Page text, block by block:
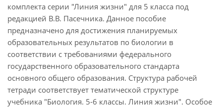
комплекта серии "Линия жизни" для 5 класса под
редакцией В.В. Пасечника. Данное пособие
предназначено для достижения планируемых
образовательных результатов по биологии в
соответствии с требованиями федерального
государственного образовательного стандарта
основного общего образования. Структура рабочей
тетради соответствует тематической структуре
учебника "Биология. 5-6 классы. Линия жизни". Особое